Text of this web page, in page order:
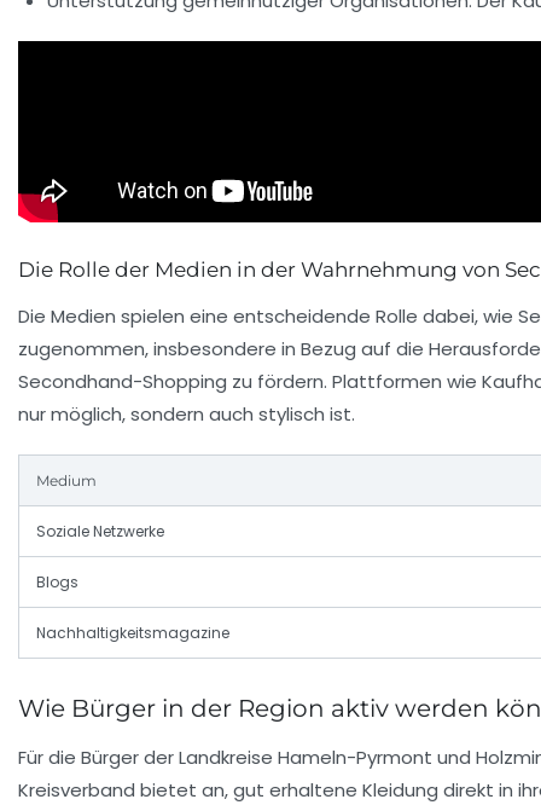
Die Rolle der Medien in der Wahrnehmung von
Die Medien spielen eine entscheidende Rolle dabei, wie
zugenommen, insbesondere in Bezug auf die
Secondhand-Shopping zu fördern. Plattformen wie
nur möglich, sondern auch stylisch ist.
Medium
Soziale Netzwerke
Blogs
Nachhaltigkeitsmagazine
Wie Bürger in der Region aktiv werden
Für die Bürger der Landkreise Hameln-Pyrmont und
Kreisverband bietet an, gut erhaltene Kleidung direkt in